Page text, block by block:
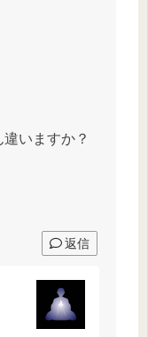
いますか？
返信